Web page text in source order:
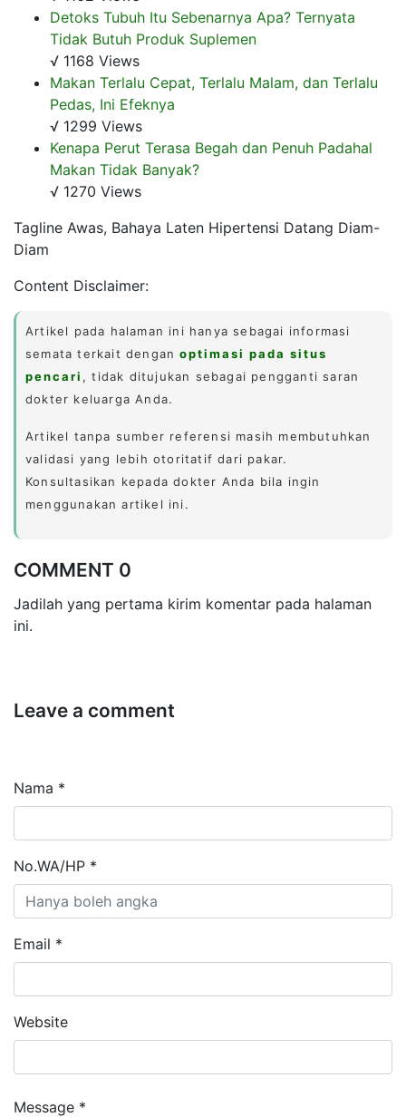
Detoks Tubuh Itu Sebenarnya Apa? Ternyata
Tidak Butuh Produk Suplemen
√ 1168 Views
Makan Terlalu Cepat, Terlalu Malam, dan Terlalu
Pedas, Ini Efeknya
√ 1299 Views
Kenapa Perut Terasa Begah dan Penuh Padahal
Makan Tidak Banyak?
√ 1270 Views
Tagline Awas, Bahaya Laten Hipertensi Datang Diam-
Diam
Content Disclaimer:
Artikel pada halaman ini hanya sebagai informasi
semata terkait denganoptimasi pada situs
pencari , tidak ditujukan sebagai pengganti saran
dokter keluarga Anda.
Artikel tanpa sumber referensi masih membutuhkan
validasi yang lebih otoritatif dari pakar.
Konsultasikan kepada dokter Anda bila ingin
menggunakan artikel ini.
COMMENT 0
Jadilah yang pertama kirim komentar pada halaman
ini.
Leave a comment
Nama *
No.WA/HP *
Email *
Website
Message *